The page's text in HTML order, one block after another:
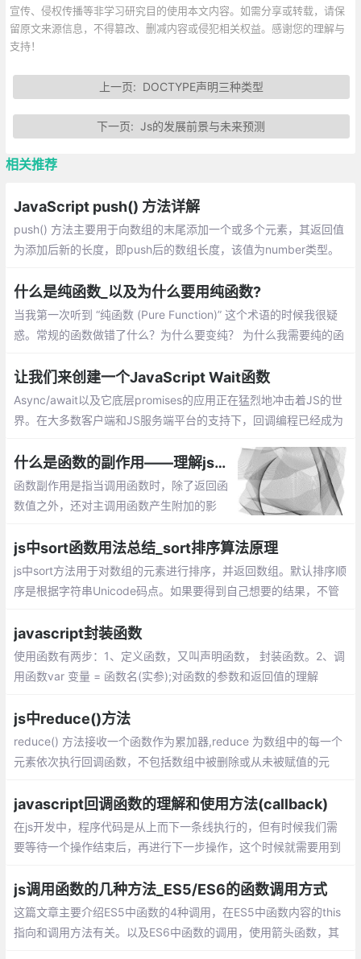
宣传、侵权传播等非学习研究目的使用本文内容。如需分享或转载，请保
留原文来源信息，不得篡改、删减内容或侵犯相关权益。感谢您的理解与
支持！
上一页: DOCTYPE声明三种类型
下一页:Js的发展前景与未来预测
相关推荐
JavaScript push() 方法详解
push() 方法主要用于向数组的末尾添加一个或多个元素，其返回值
为添加后新的长度，即push后的数组长度，该值为number类型。
上、在对象使用push
什么是纯函数_以及为什么要用纯函数?
当我第一次听到 “纯函数 (Pure Function)” 这个术语的时候我很疑
惑。常规的函数做错了什么？为什么要变纯？ 为什么我需要纯的函
让我们来创建一个JavaScript Wait函数
Async/await以及它底层promises的应用正在猛烈地冲击着JS的世
界。在大多数客户端和JS服务端平台的支持下，回调编程已经成为
什么是函数的副作用——理解js编程中函数的副作用
函数副作用是指当调用函数时，除了返回函
数值之外，还对主调用函数产生附加的影
值，而且还做了其他的事情
js中sort函数用法总结_sort排序算法原理
js中sort方法用于对数组的元素进行排序，并返回数组。默认排序顺
序是根据字符串Unicode码点。如果要得到自己想要的结果，不管
小，然后返回一个用于说明这两个值的相对顺序的数字
javascript封装函数
使用函数有两步：1、定义函数，又叫声明函数， 封装函数。2、调
用函数var 变量 = 函数名(实参);对函数的参数和返回值的理解
js中reduce()方法
reduce() 方法接收一个函数作为累加器,reduce 为数组中的每一个
元素依次执行回调函数，不包括数组中被删除或从未被赋值的元
值，当前索引，原数组。
javascript回调函数的理解和使用方法(callback)
在js开发中，程序代码是从上而下一条线执行的，但有时候我们需
要等待一个操作结束后，再进行下一步操作，这个时候就需要用到
()构造函数创建的Function对象。
js调用函数的几种方法_ES5/ES6的函数调用方式
这篇文章主要介绍ES5中函数的4种调用，在ES5中函数内容的this
指向和调用方法有关。以及ES6中函数的调用，使用箭头函数，其